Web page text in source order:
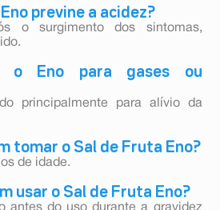
previne a acidez?
o surgimento dos sintomas,
o Eno para gases ou
principalmente para alívio da
tomar o Sal de Fruta Eno?
de idade.
usar o Sal de Fruta Eno?
antes do uso durante a gravidez